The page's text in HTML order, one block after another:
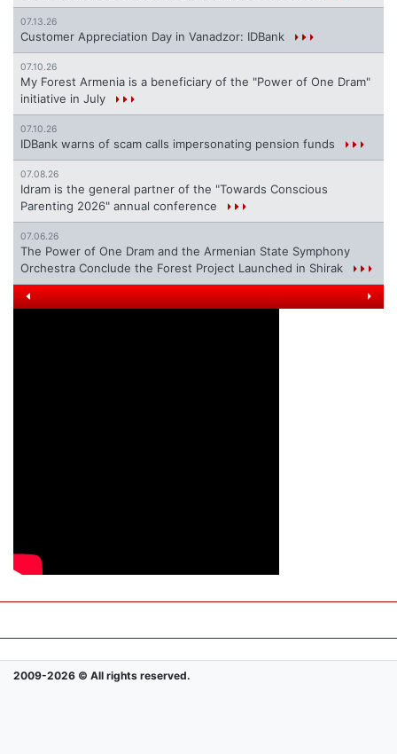
07.13.26
Customer Appreciation Day in Vanadzor: IDBank
07.10.26
My Forest Armenia is a beneficiary of the "Power of One Dram"
initiative in July
07.10.26
IDBank warns of scam calls impersonating pension funds
07.08.26
Idram is the general partner of the "Towards Conscious
Parenting 2026" annual conference
07.06.26
The Power of One Dram and the Armenian State Symphony
Orchestra Conclude the Forest Project Launched in Shirak
2009-2026 © All rights reserved.